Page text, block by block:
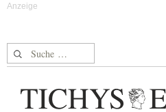
Suche nach: